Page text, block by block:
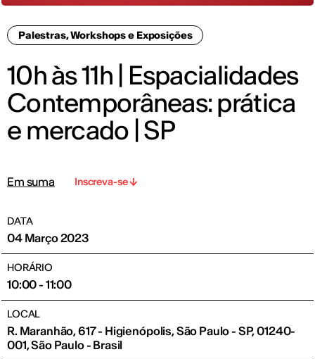
Palestras, Workshops e Exposições
10h às 11h | Espacialidades
Contemporâneas: prática
e mercado | SP
Em suma Inscreva-se
DATA
04 Março 2023
HORÁRIO
10:00 - 11:00
LOCAL
R. Maranhão, 617 - Higienópolis, São Paulo - SP, 01240-
001, São Paulo - Brasil